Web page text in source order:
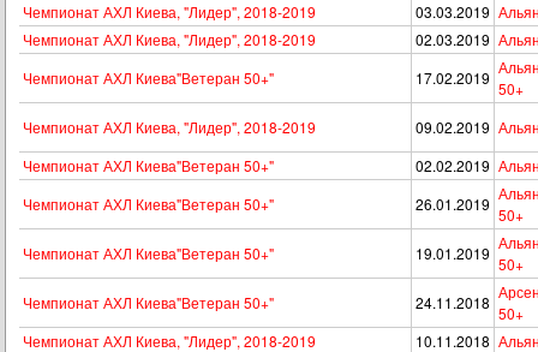
Чемпионат АХЛ Киева, "Лидер", 2018-2019
03.03.2019
Чемпионат АХЛ Киева, "Лидер", 2018-2019
02.03.2019
Чемпионат АХЛ Киева"Ветеран 50+"
17.02.2019
50+
Чемпионат АХЛ Киева, "Лидер", 2018-2019
09.02.2019
Чемпионат АХЛ Киева"Ветеран 50+"
02.02.2019
Чемпионат АХЛ Киева"Ветеран 50+"
26.01.2019
50+
Чемпионат АХЛ Киева"Ветеран 50+"
19.01.2019
50+
Чемпионат АХЛ Киева"Ветеран 50+"
24.11.2018
50+
Чемпионат АХЛ Киева, "Лидер", 2018-2019
10.11.2018